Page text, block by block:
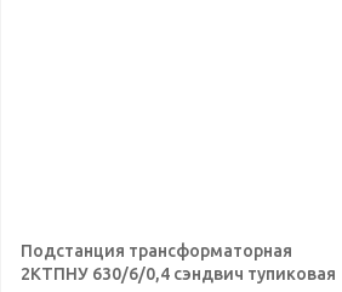
Подстанция трансформаторная
2КТПНУ 630/6/0,4 сэндвич тупиковая